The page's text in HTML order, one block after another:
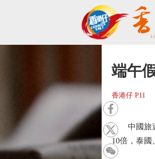
端午
香港仔 P11
中國旅遊
10倍，泰國